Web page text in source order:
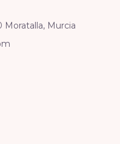
Moratalla, Murcia